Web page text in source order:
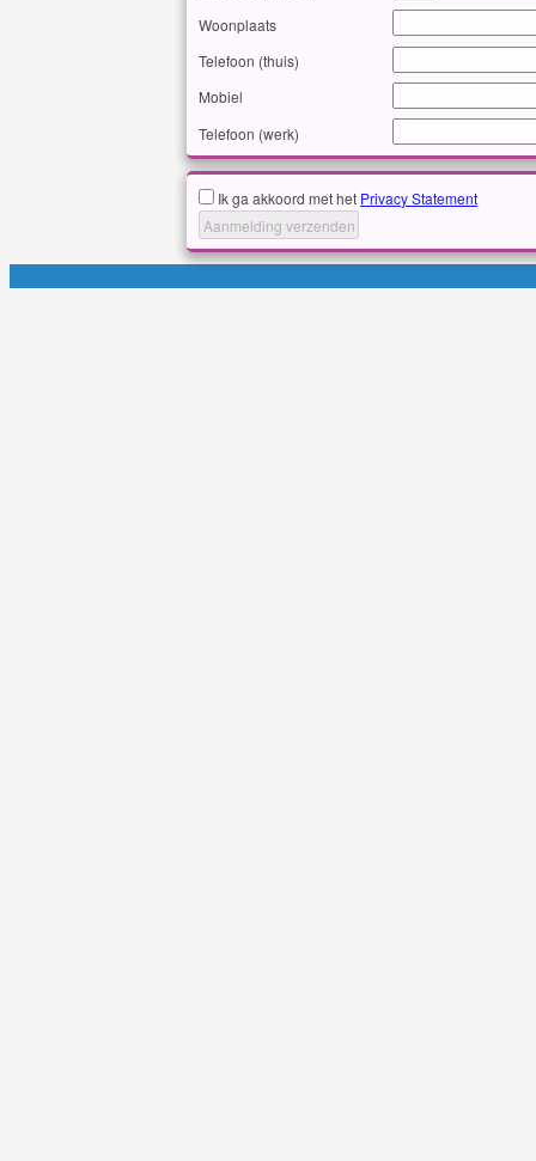
Woonplaats
Telefoon (thuis)
Mobiel
Telefoon (werk)
Ik ga akkoord met het Privacy Statement